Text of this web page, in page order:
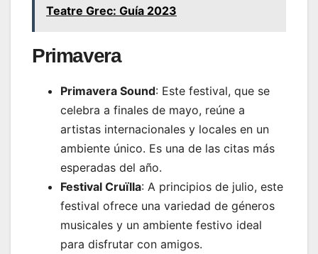
Teatre Grec: Guía 2023
Primavera
Primavera Sound: Este festival, que se
celebra a finales de mayo, reúne a
artistas internacionales y locales en un
ambiente único. Es una de las citas más
esperadas del año.
Festival Cruïlla: A principios de julio, este
festival ofrece una variedad de géneros
musicales y un ambiente festivo ideal
para disfrutar con amigos.